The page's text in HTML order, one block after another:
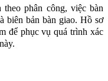
phân công, việc bàn
biên bản bàn giao. Hồ sơ
để phục vụ quá trình xác